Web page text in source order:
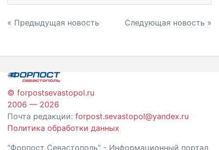
Навигация
записям
« Предыдущая новость Следующая новость »
© forpostsevastopol.ru
2006 — 2026
Почта редакции: forpost.sevastopol@yandex.ru
Политика обработки данных
"Форпост Севастополь" - Информационный портал